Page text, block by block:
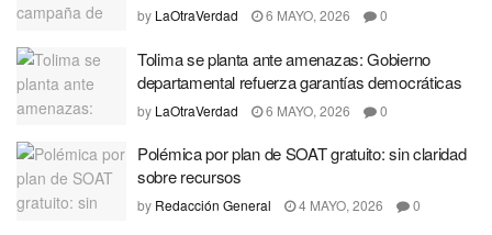
by LaOtraVerdad 6 MAYO, 2026 0
Tolima se planta ante amenazas: Gobierno
departamental refuerza garantías democráticas
by LaOtraVerdad 6 MAYO, 2026 0
Polémica por plan de SOAT gratuito: sin claridad
sobre recursos
by Redacción General 4 MAYO, 2026 0